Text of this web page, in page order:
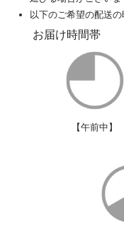
以下のご希望の配送の
お届け時間帯
【午前中】